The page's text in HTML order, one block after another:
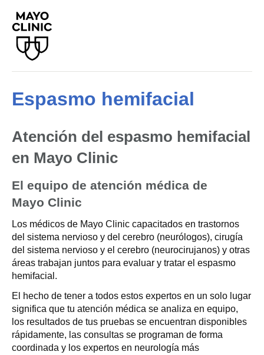
Espasmo hemifacial
Atención del espasmo hemifacial
en Mayo Clinic
El equipo de atención médica de
Mayo Clinic
Los médicos de Mayo Clinic capacitados en trastornos
del sistema nervioso y del cerebro (neurólogos), cirugía
del sistema nervioso y el cerebro (neurocirujanos) y otras
áreas trabajan juntos para evaluar y tratar el espasmo
hemifacial.
El hecho de tener a todos estos expertos en un solo lugar
significa que tu atención médica se analiza en equipo,
los resultados de tus pruebas se encuentran disponibles
rápidamente, las consultas se programan de forma
coordinada y los expertos en neurología más